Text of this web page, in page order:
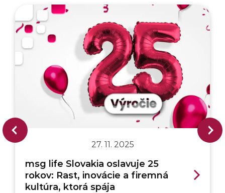
27. 11. 2025
msg life Slovakia oslavuje 25
rokov: Rast, inovácie a firemná
kultúra, ktorá spája